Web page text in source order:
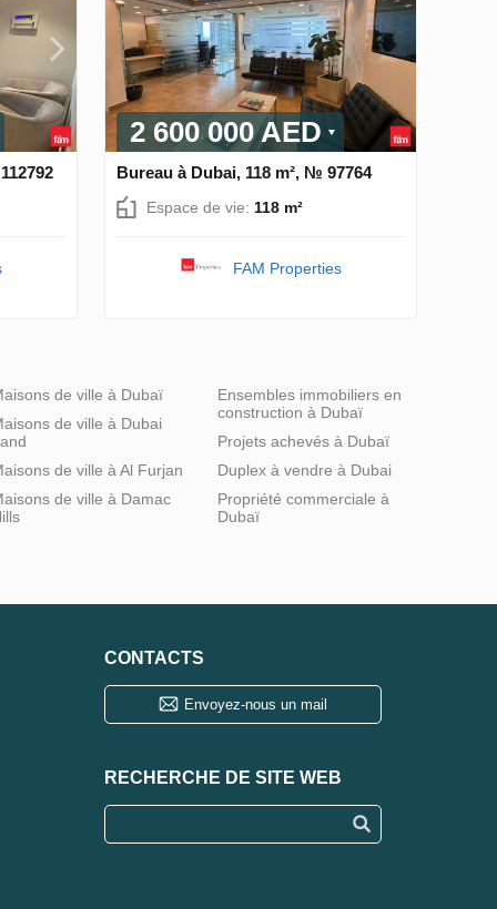
2 600 000 AED
Bureau à Dubai, 118 m², № 97764
Espace de vie: 118 m²
FAM Properties
de ville à Dubaï
de ville à Dubai
de ville à Al Furjan
de ville à Damac
Ensembles immobiliers en
construction à Dubaï
Projets achevés à Dubaï
Duplex à vendre à Dubai
Propriété commerciale à
Dubaï
CONTACTS
Envoyez-nous un mail
RECHERCHE DE SITE WEB